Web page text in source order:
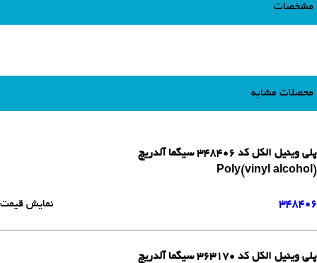
مشخصات
محصلات مشابه
پلی وینیل الکل کد 348406 سیگما آلدریچ
Poly(vinyl alcohol)
348406 نمایش قیمت
پلی وینیل الکل کد 363170 سیگما آلدریچ